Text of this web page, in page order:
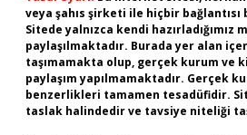
veya şahıs şirketi ile hiçbir
Sitede yalnızca kendi hazırladığımız
paylaşılmaktadır. Burada yer alan
taşımamakta olup, gerçek kurum ve
paylaşım yapılmamaktadır. Gerçek
benzerlikleri tamamen tesadüfidir.
taslak halindedir ve tavsiye niteliği